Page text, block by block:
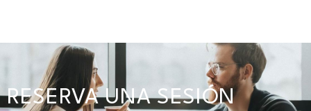
RESERVA UNA SESIÓN